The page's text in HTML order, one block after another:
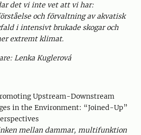
det vi inte vet att vi har:
och förvaltning av akvatisk
i intensivt brukade skogar och
extremt klimat.
Lenka Kuglerová
Upstream-Downstream
in the Environment: “Joined-Up”
mellan dammar, multifunktion